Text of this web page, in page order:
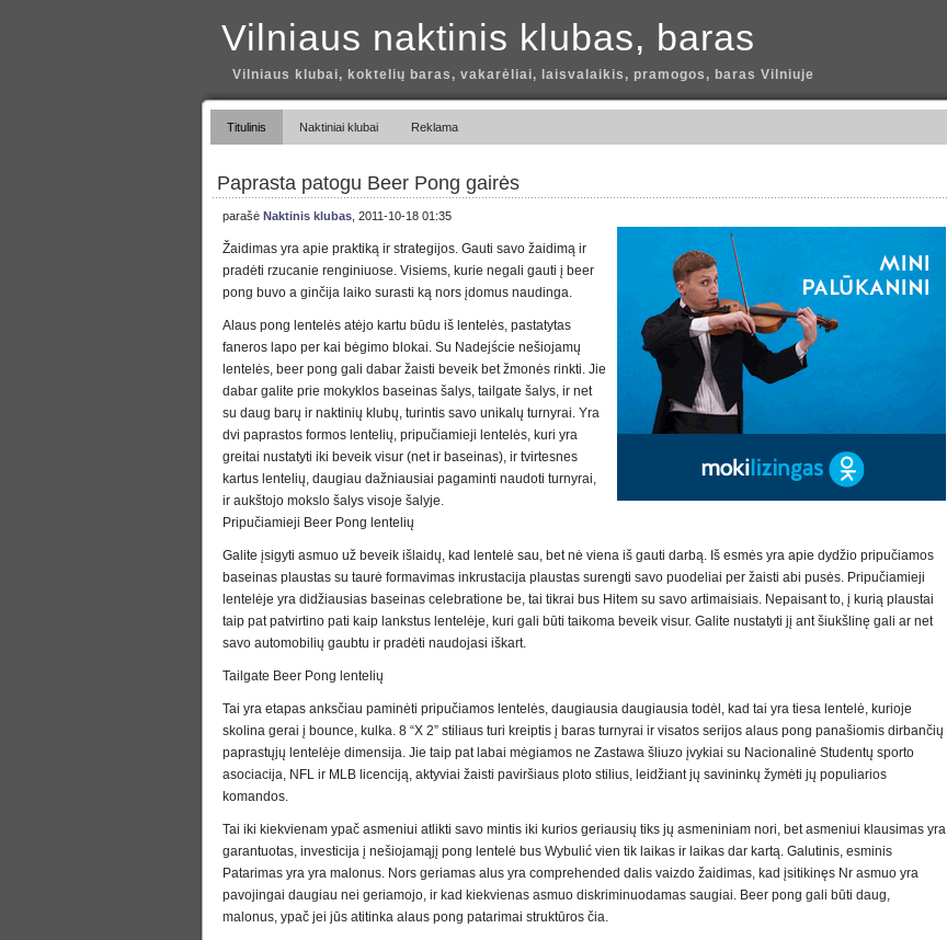
Vilniaus naktinis klubas, baras
Vilniaus klubai, koktelių baras, vakarėliai, laisvalaikis, pramogos, baras Vilniuje
Titulinis Naktiniai klubai Reklama
Paprasta patogu Beer Pong gairės
parašė Naktinis klubas , 2011-10-18 01:35
Žaidimas yra apie praktiką ir strategijos. Gauti savo žaidimą ir
pradėti rzucanie renginiuose. Visiems, kurie negali gauti į beer
pong buvo a ginčija laiko surasti ką nors įdomus naudinga.
Alaus pong lentelės atėjo kartu būdu iš lentelės, pastatytas
faneros lapo per kai bėgimo blokai. Su Nadejście nešiojamų
lentelės, beer pong gali dabar žaisti beveik bet žmonės rinkti. Jie
dabar galite prie mokyklos baseinas šalys, tailgate šalys, ir net
su daug barų ir naktinių klubų, turintis savo unikalų turnyrai. Yra
dvi paprastos formos lentelių, pripučiamieji lentelės, kuri yra
greitai nustatyti iki beveik visur (net ir baseinas), ir tvirtesnes
kartus lentelių, daugiau dažniausiai pagaminti naudoti turnyrai,
ir aukštojo mokslo šalys visoje šalyje.
Pripučiamieji Beer Pong lentelių
Galite įsigyti asmuo už beveik išlaidų, kad lentelė sau, bet nė viena iš gauti darbą. Iš esmės yra apie dydžio pripučiamos
baseinas plaustas su taurė formavimas inkrustacija plaustas surengti savo puodeliai per žaisti abi pusės. Pripučiamieji
lentelėje yra didžiausias baseinas celebratione be, tai tikrai bus Hitem su savo artimaisiais. Nepaisant to, į kurią plaustai
taip pat patvirtino pati kaip lankstus lentelėje, kuri gali būti taikoma beveik visur. Galite nustatyti jį ant šiukšlinę gali ar net
savo automobilių gaubtu ir pradėti naudojasi iškart.
Tailgate Beer Pong lentelių
Tai yra etapas anksčiau paminėti pripučiamos lentelės, daugiausia daugiausia todėl, kad tai yra tiesa lentelė, kurioje
skolina gerai į bounce, kulka. 8 “X 2” stiliaus turi kreiptis į baras turnyrai ir visatos serijos alaus pong panašiomis dirbančių
paprastųjų lentelėje dimensija. Jie taip pat labai mėgiamos ne Zastawa šliuzo įvykiai su Nacionalinė Studentų sporto
asociacija, NFL ir MLB licenciją, aktyviai žaisti paviršiaus ploto stilius, leidžiant jų savininkų žymėti jų populiarios
komandos.
Tai iki kiekvienam ypač asmeniui atlikti savo mintis iki kurios geriausių tiks jų asmeniniam nori, bet asmeniui klausimas yra
garantuotas, investicija į nešiojamąjį pong lentelė bus Wybulić vien tik laikas ir laikas dar kartą. Galutinis, esminis
Patarimas yra yra malonus. Nors geriamas alus yra comprehended dalis vaizdo žaidimas, kad įsitikinęs Nr asmuo yra
pavojingai daugiau nei geriamojo, ir kad kiekvienas asmuo diskriminuodamas saugiai. Beer pong gali būti daug,
malonus, ypač jei jūs atitinka alaus pong patarimai struktūros čia.